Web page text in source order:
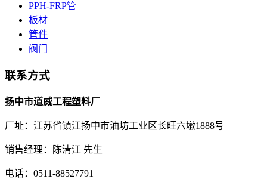
PPH-FRP管
板材
管件
阀门
联系方式
扬中市道威工程塑料厂
厂址：江苏省镇江扬中市油坊工业区长旺六墩1888号
销售经理：陈清江 先生
电话：0511-88527791